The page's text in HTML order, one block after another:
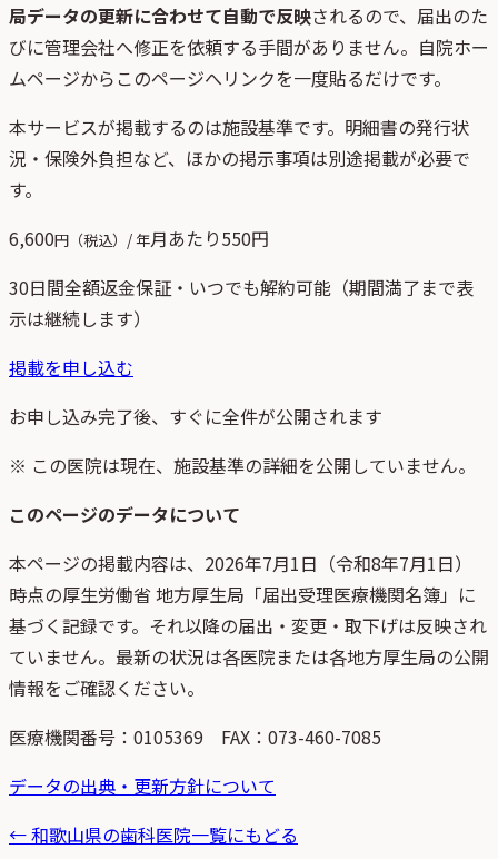
局データの更新に合わせて自動で反映されるので、届出のた
びに管理会社へ修正を依頼する手間がありません。自院ホー
ムページからこのページへリンクを一度貼るだけです。
本サービスが掲載するのは施設基準です。明細書の発行状
況・保険外負担など、ほかの掲示事項は別途掲載が必要で
す。
6,600円（税込）/ 年月あたり550円
30日間全額返金保証・いつでも解約可能（期間満了まで表
示は継続します）
掲載を申し込む
お申し込み完了後、すぐに全件が公開されます
※ この医院は現在、施設基準の詳細を公開していません。
このページのデータについて
本ページの掲載内容は、 2026年7月1日 （令和8年7月1日）
時点の厚生労働省 地方厚生局「届出受理医療機関名簿」 に
基づく記録です。それ以降の届出・変更・取下げは反映され
ていません。最新の状況は各医院または各地方厚生局の公開
情報をご確認ください。
医療機関番号： 0105369 FAX：073-460-7085
データの出典・更新方針について
←和歌山県の歯科医院一覧にもどる